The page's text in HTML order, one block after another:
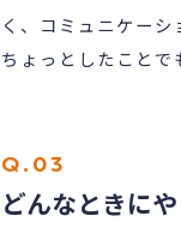
く、コミュニケー
ちょっとしたことで
どんなときに